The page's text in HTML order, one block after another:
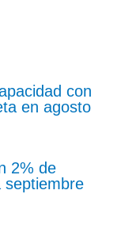
con
en agosto
2% de
septiembre